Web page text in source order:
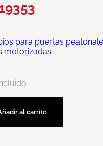
para puertas
motorizadas
al carrito